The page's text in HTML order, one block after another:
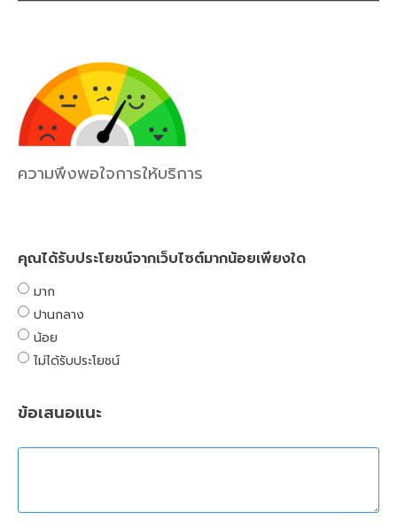
ความพึงพอใจการให้บริการ
คุณได้รับประโยชน์จากเว็บไซต์มากน้อยเพียงใด
มาก
ปานกลาง
น้อย
ไม่ได้รับประโยชน์
ข้อเสนอแนะ